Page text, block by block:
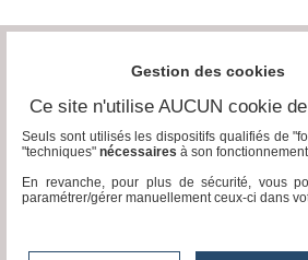
tvlocale.fr
Gestion des cookies
Ce site n'utilise AUCUN cookie
Seuls sont utilisés les dispositifs qualifiés de
"techniques" nécessaires à son
En revanche, pour plus de sécurité, vous
paramétrer/gérer manuellement ceux-ci dans